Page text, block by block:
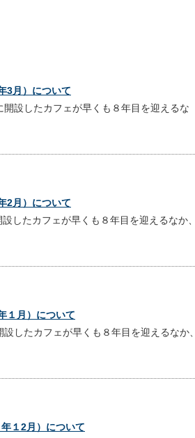
3月）について
設したカフェが早くも８年目を迎えるな
2月）について
したカフェが早くも８年目を迎えるなか、
１月）について
したカフェが早くも８年目を迎えるなか、
１2月）について